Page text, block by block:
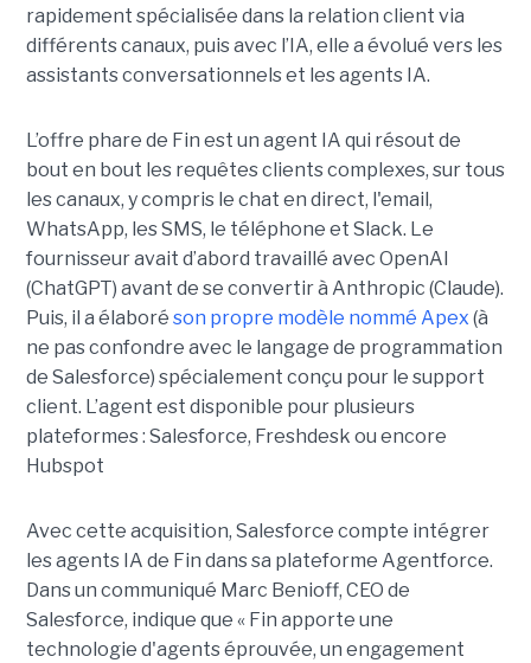
rapidement spécialisée dans la relation client via
différents canaux, puis avec l’IA, elle a évolué vers les
assistants conversationnels et les agents IA.
L’offre phare de Fin est un agent IA qui résout de
bout en bout les requêtes clients complexes, sur tous
les canaux, y compris le chat en direct, l'email,
WhatsApp, les SMS, le téléphone et Slack. Le
fournisseur avait d’abord travaillé avec OpenAI
(ChatGPT) avant de se convertir à Anthropic (Claude).
Puis, il a élaboré son propre modèle nommé Apex (à
ne pas confondre avec le langage de programmation
de Salesforce) spécialement conçu pour le support
client. L’agent est disponible pour plusieurs
plateformes : Salesforce, Freshdesk ou encore
Hubspot
Avec cette acquisition, Salesforce compte intégrer
les agents IA de Fin dans sa plateforme Agentforce.
Dans un communiqué Marc Benioff, CEO de
Salesforce, indique que « Fin apporte une
technologie d'agents éprouvée, un engagement